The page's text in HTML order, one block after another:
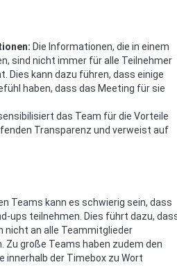
Die Informationen, die in einem
sind nicht immer für alle Teilnehmer
Dies kann dazu führen, dass einige
haben, dass das Meeting für sie
das Team für die Vorteile
Transparenz und verweist auf
Teams kann es schwierig sein, dass
ups teilnehmen. Dies führt dazu,
nicht an alle Teammitglieder
Zu große Teams haben zudem den
innerhalb der Timebox zu Wort